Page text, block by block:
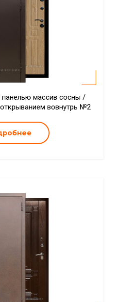
панелью массив сосны /
вовнутрь №2